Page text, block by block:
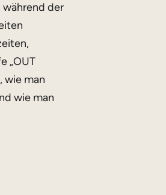
der
„OUT
wie man
wie man